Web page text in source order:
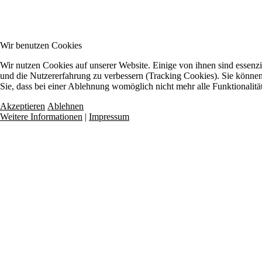
Wir benutzen Cookies
Wir nutzen Cookies auf unserer Website. Einige von ihnen sind
und die Nutzererfahrung zu verbessern (Tracking Cookies). Sie
Sie, dass bei einer Ablehnung womöglich nicht mehr alle
Akzeptieren Ablehnen
Weitere Informationen | Impressum